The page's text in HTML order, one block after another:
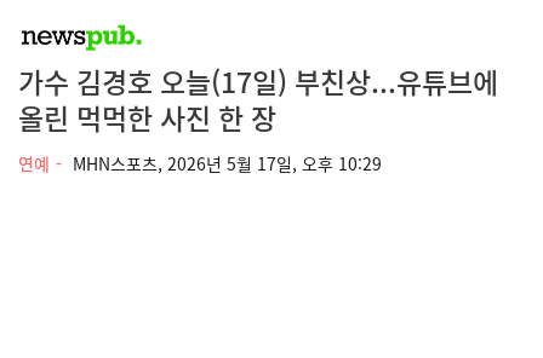
가수 김경호 오늘(17일) 부친상...유튜브에
올린 먹먹한 사진 한 장
연예 MHN스포츠, 2026년 5월 17일, 오후 10:29